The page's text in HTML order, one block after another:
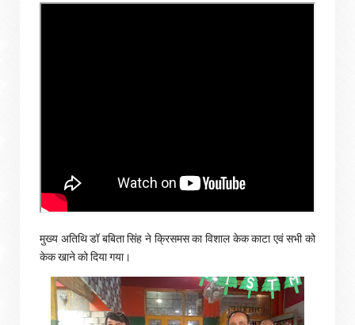
मुख्य अतिथि डॉ बबिता सिंह ने क्रिसमस का विशाल केक काटा एवं सभी को
केक खाने को दिया गया।